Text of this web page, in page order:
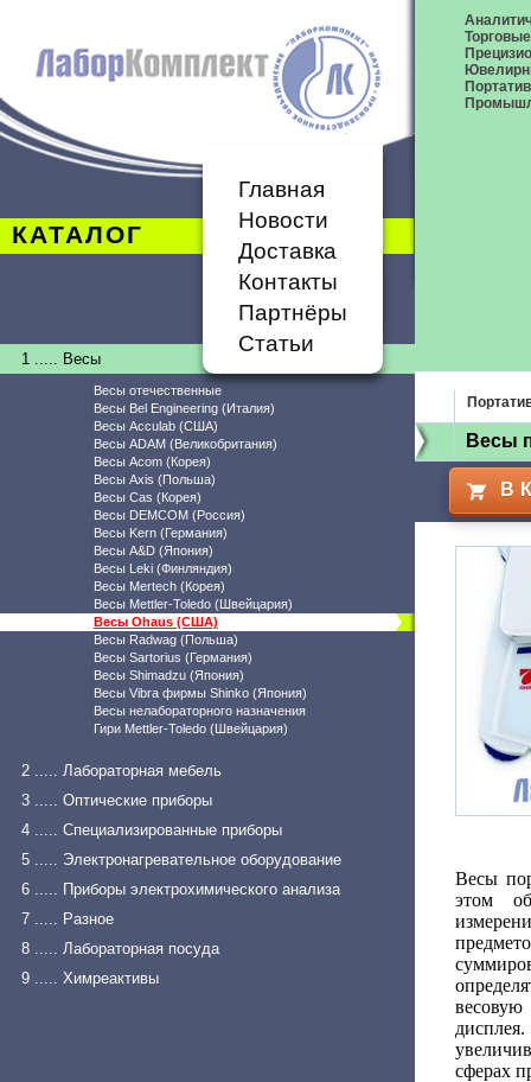
КАТАЛОГ
Главная
Новости
Доставка
Контакты
Партнёры
Статьи
1 ..... Весы
Весы отечественные
Весы Bel Engineering (Италия)
Весы Acculab (США)
Весы ADAM (Великобритания)
Весы Acom (Корея)
Весы Axis (Польша)
Весы Cas (Корея)
Весы DEMCOM (Россия)
Весы Kern (Германия)
Весы A&D (Япония)
Весы Leki (Финляндия)
Весы Mertech (Корея)
Весы Mettler-Toledo (Швейцария)
Весы Ohaus (США)
Весы Radwag (Польша)
Весы Sartorius (Германия)
Весы Shimadzu (Япония)
Весы Vibra фирмы Shinko (Япония)
Весы нелабораторного назначения
Гири Mettler-Toledo (Швейцария)
2 ..... Лабораторная мебель
3 ..... Оптические приборы
4 ..... Специализированные приборы
5 ..... Электронагревательное оборудование
6 ..... Приборы электрохимического анализа
7 ..... Разное
8 ..... Лабораторная посуда
9 ..... Химреактивы
Весы
В
Весы
этом
весовую
сферах